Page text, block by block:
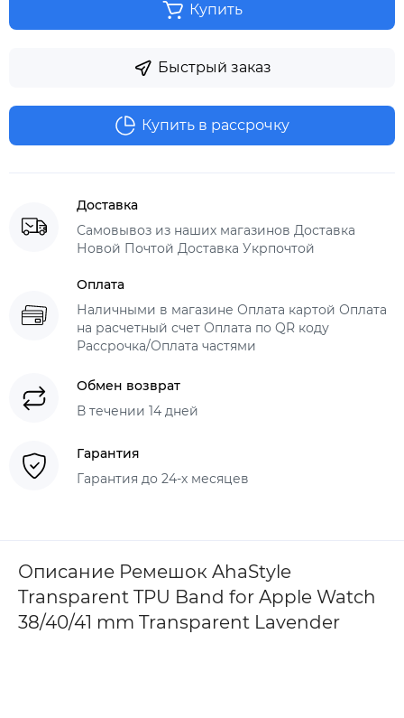
Купить
Быстрый заказ
Купить в рассрочку
Доставка
Самовывоз из наших магазинов Доставка
Новой Почтой Доставка Укрпочтой
Оплата
Наличными в магазине Оплата картой Оплата
на расчетный счет Оплата по QR коду
Рассрочка/Оплата частями
Обмен возврат
В течении 14 дней
Гарантия
Гарантия до 24-х месяцев
Описание Ремешок AhaStyle
Transparent TPU Band for Apple Watch
38/40/41 mm Transparent Lavender